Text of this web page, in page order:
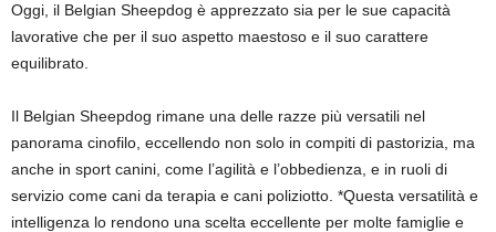
Oggi, il Belgian Sheepdog è apprezzato sia per le sue capacità
lavorative che per il suo aspetto maestoso e il suo carattere
equilibrato.
Il Belgian Sheepdog rimane una delle razze più versatili nel
panorama cinofilo, eccellendo non solo in compiti di pastorizia, ma
anche in sport canini, come l’agilità e l’obbedienza, e in ruoli di
servizio come cani da terapia e cani poliziotto. *Questa versatilità e
intelligenza lo rendono una scelta eccellente per molte famiglie e